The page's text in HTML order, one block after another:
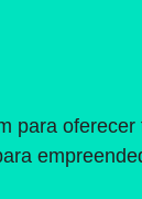
para